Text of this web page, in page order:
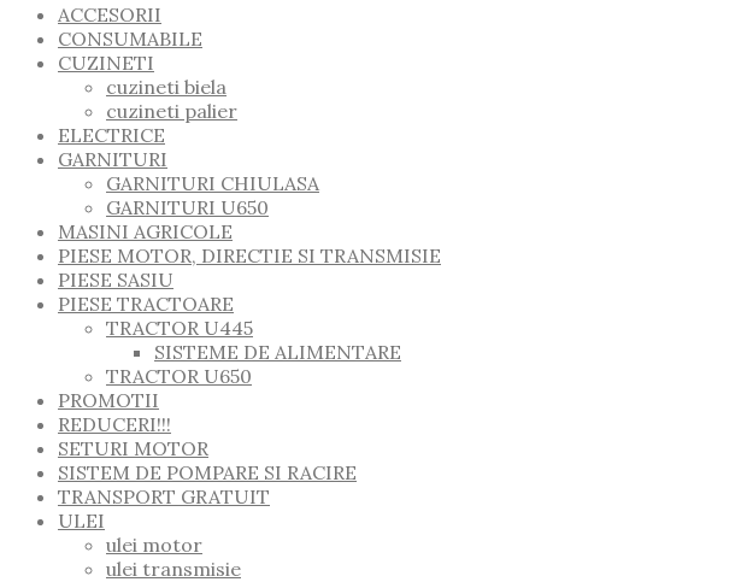
ACCESORII
CONSUMABILE
CUZINETI
cuzineti biela
cuzineti palier
ELECTRICE
GARNITURI
GARNITURI CHIULASA
GARNITURI U650
MASINI AGRICOLE
PIESE MOTOR, DIRECTIE SI TRANSMISIE
PIESE SASIU
PIESE TRACTOARE
TRACTOR U445
SISTEME DE ALIMENTARE
TRACTOR U650
PROMOTII
REDUCERI!!!
SETURI MOTOR
SISTEM DE POMPARE SI RACIRE
TRANSPORT GRATUIT
ULEI
ulei motor
ulei transmisie